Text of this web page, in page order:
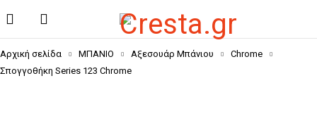
Αρχική σελίδα ΜΠΑΝΙΟ Αξεσουάρ Μπάνιου
Chrome
Σπογγοθήκη Series 123 Chrome